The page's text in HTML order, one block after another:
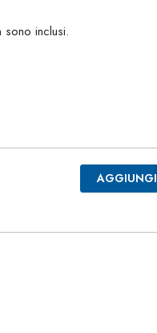
sono inclusi.
AGGIUNGI